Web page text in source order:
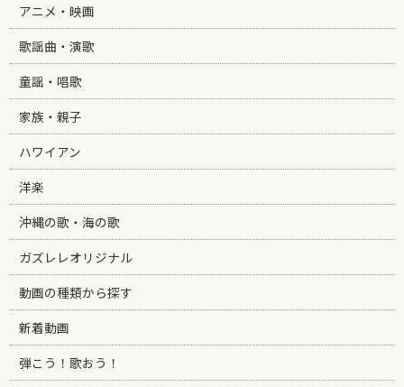
アニメ・映画
歌謡曲・演歌
童謡・唱歌
家族・親子
ハワイアン
洋楽
沖縄の歌・海の歌
ガズレレオリジナル
動画の種類から探す
新着動画
弾こう！歌おう！